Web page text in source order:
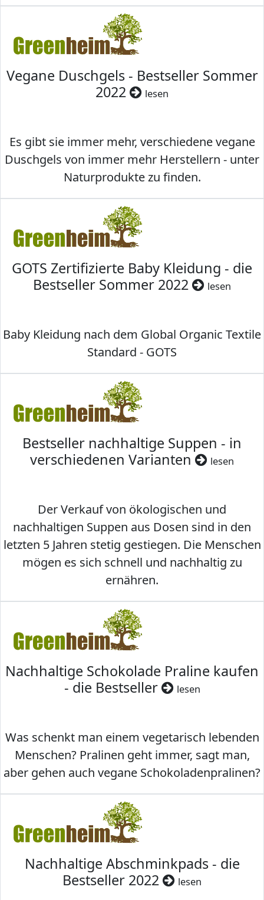
Vegane Duschgels - Bestseller Sommer
2022
lesen
Es gibt sie immer mehr, verschiedene vegane
Duschgels von immer mehr Herstellern - unter
Naturprodukte zu finden.
GOTS Zertifizierte Baby Kleidung - die
Bestseller Sommer 2022
lesen
Baby Kleidung nach dem Global Organic Textile
Standard - GOTS
Bestseller nachhaltige Suppen - in
verschiedenen Varianten
lesen
Der Verkauf von ökologischen und
nachhaltigen Suppen aus Dosen sind in den
letzten 5 Jahren stetig gestiegen. Die Menschen
mögen es sich schnell und nachhaltig zu
ernähren.
Nachhaltige Schokolade Praline kaufen
- die Bestseller
lesen
Was schenkt man einem vegetarisch lebenden
Menschen? Pralinen geht immer, sagt man,
aber gehen auch vegane Schokoladenpralinen?
Nachhaltige Abschminkpads - die
Bestseller 2022
lesen